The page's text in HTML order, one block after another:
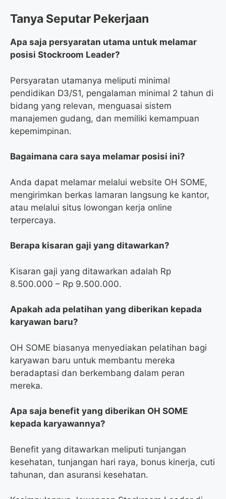
Tanya Seputar Pekerjaan
Apa saja persyaratan utama untuk melamar
posisi Stockroom Leader?
Persyaratan utamanya meliputi minimal
pendidikan D3/S1, pengalaman minimal 2 tahun di
bidang yang relevan, menguasai sistem
manajemen gudang, dan memiliki kemampuan
kepemimpinan.
Bagaimana cara saya melamar posisi ini?
Anda dapat melamar melalui website OH SOME,
mengirimkan berkas lamaran langsung ke kantor,
atau melalui situs lowongan kerja online
terpercaya.
Berapa kisaran gaji yang ditawarkan?
Kisaran gaji yang ditawarkan adalah Rp
8.500.000 – Rp 9.500.000.
Apakah ada pelatihan yang diberikan kepada
karyawan baru?
OH SOME biasanya menyediakan pelatihan bagi
karyawan baru untuk membantu mereka
beradaptasi dan berkembang dalam peran
mereka.
Apa saja benefit yang diberikan OH SOME
kepada karyawannya?
Benefit yang ditawarkan meliputi tunjangan
kesehatan, tunjangan hari raya, bonus kinerja, cuti
tahunan, dan asuransi kesehatan.